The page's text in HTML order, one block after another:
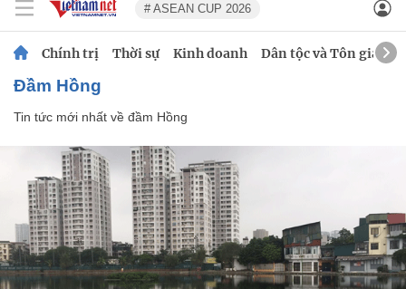
# ASEAN CUP 2026
Chính trị Thời sự Kinh doanh Dân tộc và Tôn giáo
đầm Hồng
Tin tức mới nhất về đầm Hồng